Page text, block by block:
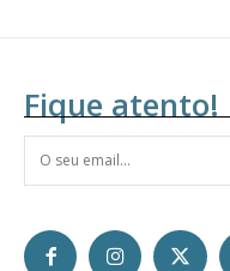
Fique atento!